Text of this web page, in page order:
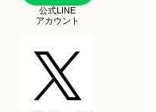
公式LINE
アカウント